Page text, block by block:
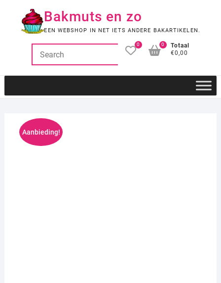
Bakmuts en zo
EEN WEBSHOP IN NET IETS ANDERE BAKARTIKELEN.
0
Totaal
€0,00
0
Aanbieding!